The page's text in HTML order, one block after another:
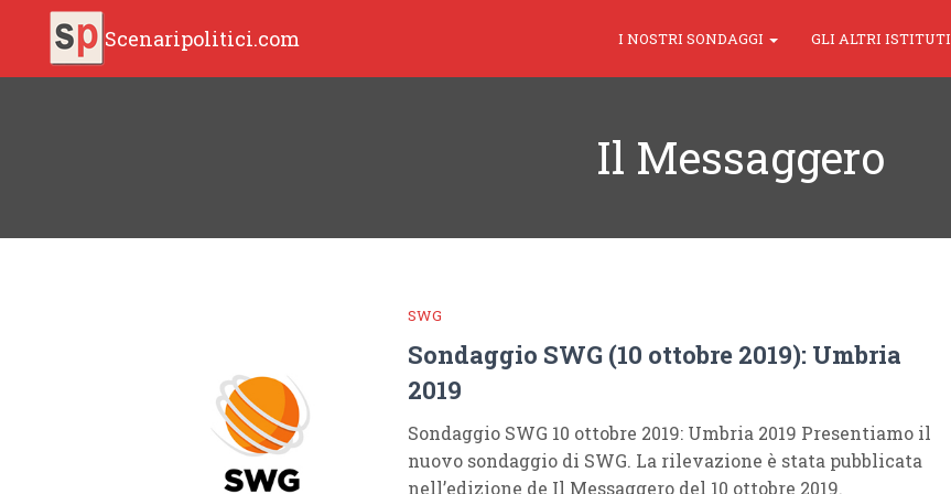
Scenaripolitici.com I NOSTRI SONDAGGI GLI ALTRI ISTITUTI
Il Messaggero
SWG
Sondaggio SWG (10 ottobre 2019): Umbria
2019
Sondaggio SWG 10 ottobre 2019: Umbria 2019 Presentiamo il
nuovo sondaggio di SWG. La rilevazione è stata pubblicata
nell’edizione de Il Messaggero del 10 ottobre 2019.